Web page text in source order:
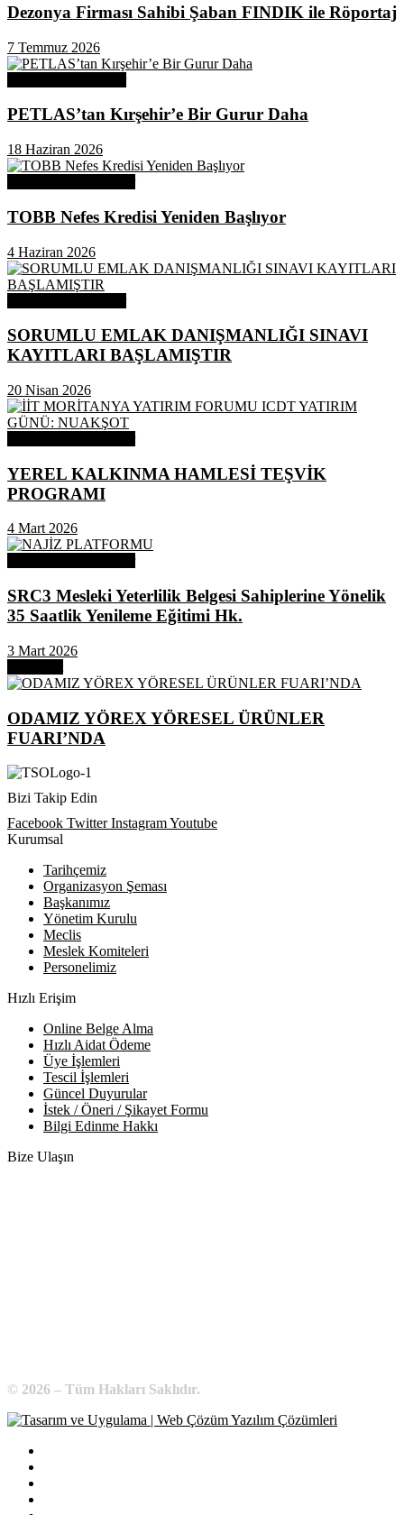
Dezonya Firması Sahibi Şaban FINDIK ile Röportaj
7 Temmuz 2026
PETLAS’tan Kırşehir’e Bir Gurur Daha
18 Haziran 2026
TOBB Nefes Kredisi Yeniden Başlıyor
4 Haziran 2026
SORUMLU EMLAK DANIŞMANLIĞI SINAVI
KAYITLARI BAŞLAMIŞTIR
20 Nisan 2026
YEREL KALKINMA HAMLESİ TEŞVİK
PROGRAMI
4 Mart 2026
SRC3 Mesleki Yeterlilik Belgesi Sahiplerine Yönelik
35 Saatlik Yenileme Eğitimi Hk.
3 Mart 2026
ODAMIZ YÖREX YÖRESEL ÜRÜNLER
FUARI’NDA
Bizi Takip Edin
Facebook Twitter InstagramYoutube
Kurumsal
Tarihçemiz
Organizasyon Şeması
Başkanımız
Yönetim Kurulu
Meclis
Meslek Komiteleri
Personelimiz
Hızlı Erişim
Online Belge Alma
Hızlı Aidat Ödeme
Üye İşlemleri
Tescil İşlemleri
Güncel Duyurular
İstek / Öneri / Şikayet Formu
Bilgi Edinme Hakkı
Bize Ulaşın
© 2026 – Tüm Hakları Saklıdır.